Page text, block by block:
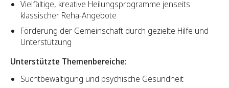
Vielfältige, kreative Heilungsprogramme jenseits
klassischer Reha-Angebote
Förderung der Gemeinschaft durch gezielte Hilfe und
Unterstützung
Unterstützte Themenbereiche:
Suchtbewältigung und psychische Gesundheit